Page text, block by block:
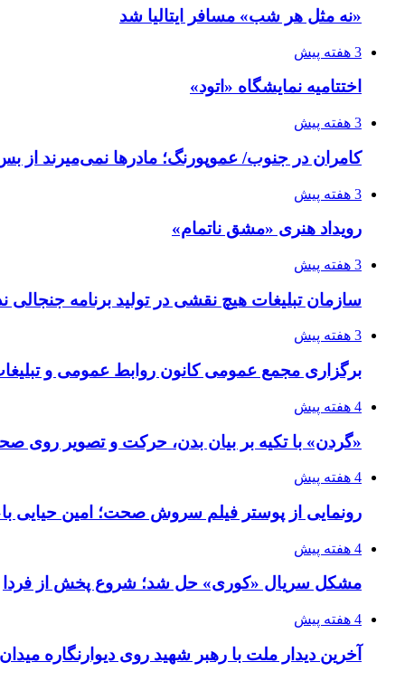
«نه مثل هر شب» مسافر ایتالیا شد
3 هفته پیش
اختتامیه نمایشگاه «اتود»
3 هفته پیش
کامران در جنوب/ عموپورنگ؛ مادرها نمی‌میرند از
3 هفته پیش
رویداد هنری «مشق ناتمام»
3 هفته پیش
سازمان تبلیغات هیچ نقشی در تولید برنامه جنجالی
3 هفته پیش
برگزاری مجمع عمومی کانون روابط عمومی و تبلیغات
4 هفته پیش
«گردن» با تکیه بر بیان بدن، حرکت و تصویر روی
4 هفته پیش
رونمایی از پوستر فیلم سروش صحت؛ امین حیایی
4 هفته پیش
مشکل سریال «کوری» حل شد؛ شروع پخش از فردا
4 هفته پیش
آخرین دیدار ملت با رهبر شهید روی دیوارنگاره